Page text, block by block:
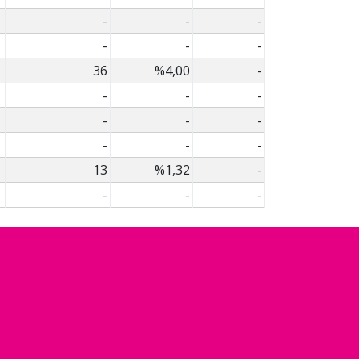
-
-
-
-
-
-
36
%4,00
-
-
-
-
-
-
-
-
-
-
13
%1,32
-
-
- -